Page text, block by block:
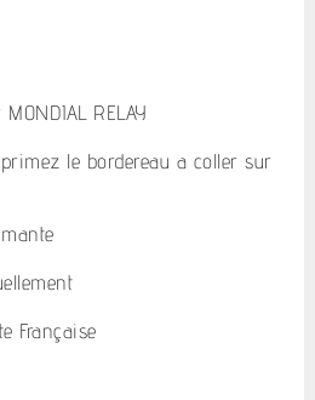
RELAY
le bordereau a coller sur
Française